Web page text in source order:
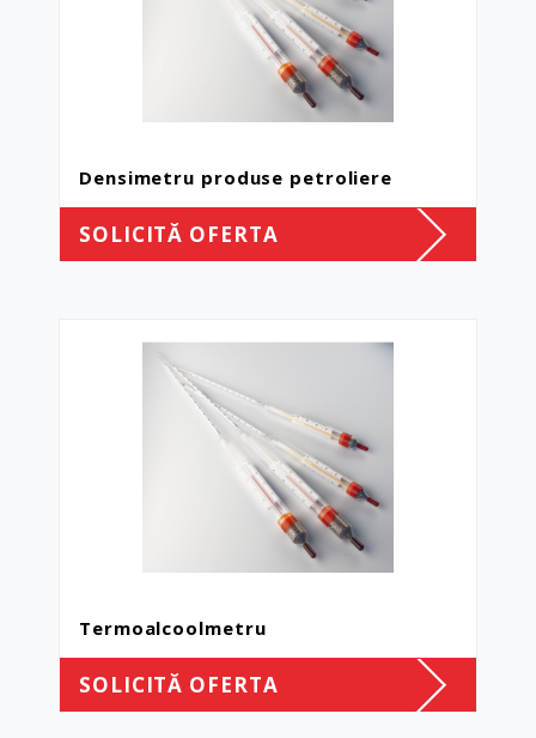
Densimetru produse petroliere
SOLICITĂ OFERTA
Termoalcoolmetru
SOLICITĂ OFERTA